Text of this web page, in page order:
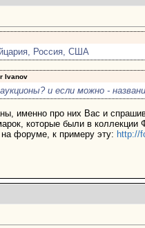
Россия, США
Ivanov
и если можно -
именно про них Вас и
которые были в коллекции
форуме, к примеру эту: http://